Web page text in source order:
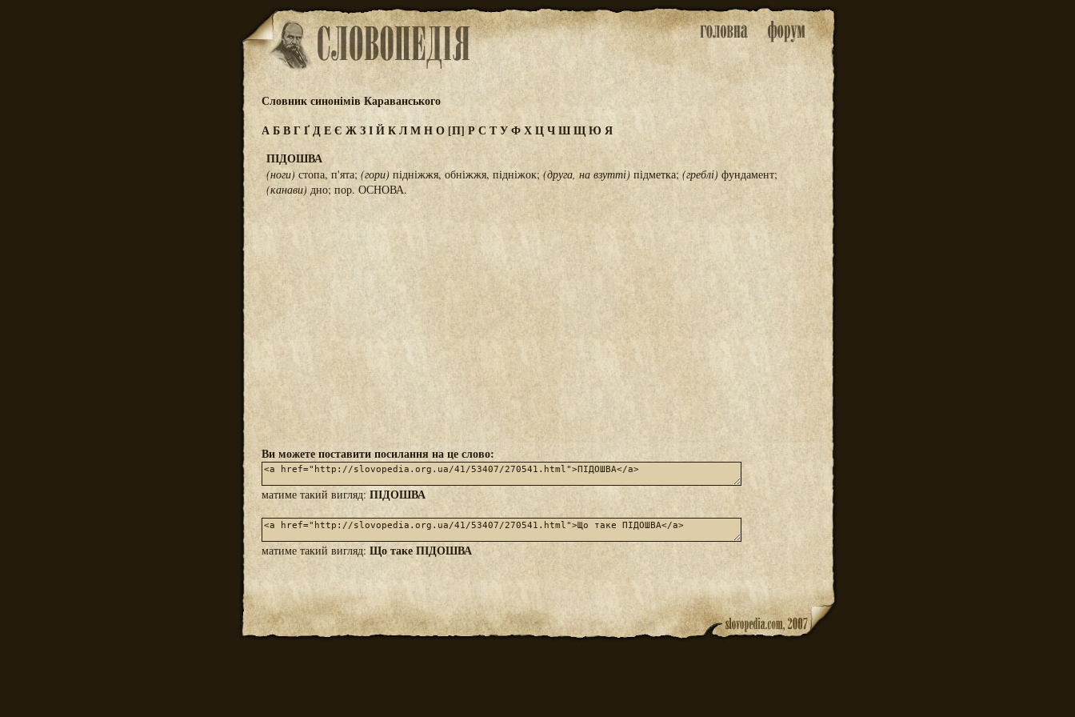
Словник синонімів Караванського
АБВГҐДЕЄ ЖЗІЙКЛМНО[П] РС ТУФХЦЧШЩЮ Я
ПІДОШВА
(ноги) стопа, п'ята; (гори) підніжжя, обніжжя, підніжок; (друга, на взутті) підметка; (греблі) фундамент;
(канави) дно; пор. ОСНОВА.
Ви можете поставити посилання на це слово:
матиме такий вигляд:ПІДОШВА
матиме такий вигляд: Що таке ПІДОШВА